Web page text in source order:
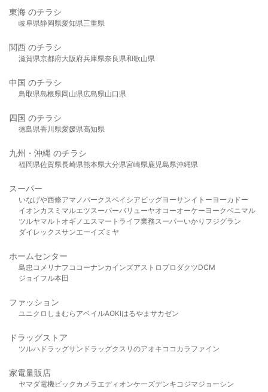
東海 のチラシ
岐阜県静岡県愛知県三重県
関西 のチラシ
滋賀県京都府大阪府兵庫県奈良県和歌山県
中国 のチラシ
鳥取県島根県岡山県広島県山口県
四国 のチラシ
徳島県香川県愛媛県高知県
九州・沖縄 のチラシ
福岡県佐賀県長崎県熊本県大分県宮崎県鹿児島県沖縄県
スーパー
いなげや西條アマノパークスベイシア ビッグヨーサンイトーヨーカドー
イオンカスミ マルエツスーパーバリューヤオコーオーケー ヨークベニマル
ツルヤマルト オギノ エスマート ライフ業務スーパーいかり フジグラン
ダイレックスサンエーイズミヤ
ホームセンター
島忠 コメリ ナフコ コーナンカインズアストロプロダクツDCM
ジョイフル本田
ファッション
ユニクロ しまむら アベイルAOKIはるやま サカゼン
ドラッグストア
ツルハドラッグサンドラッグクスリのアオキ ココカラファイン
家電量販店
ヤマダ電機ビックカメラ エディオンケーズデンキ コジマジョーシン